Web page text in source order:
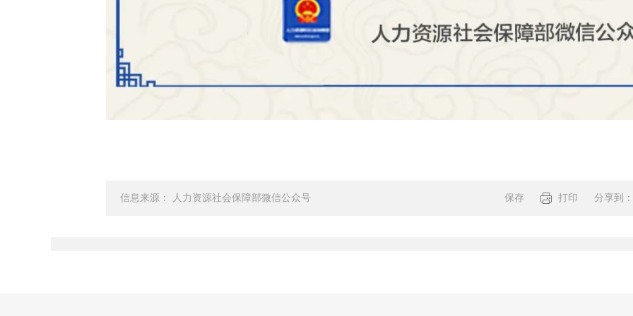
信息来源： 人力资源社会保障部微信公众号 保存 打印 分享到：